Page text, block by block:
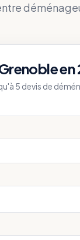
en
5 devis de